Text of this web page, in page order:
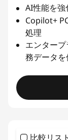
AI性能を
Copilot+
処理
エンター
務データ
比較リス